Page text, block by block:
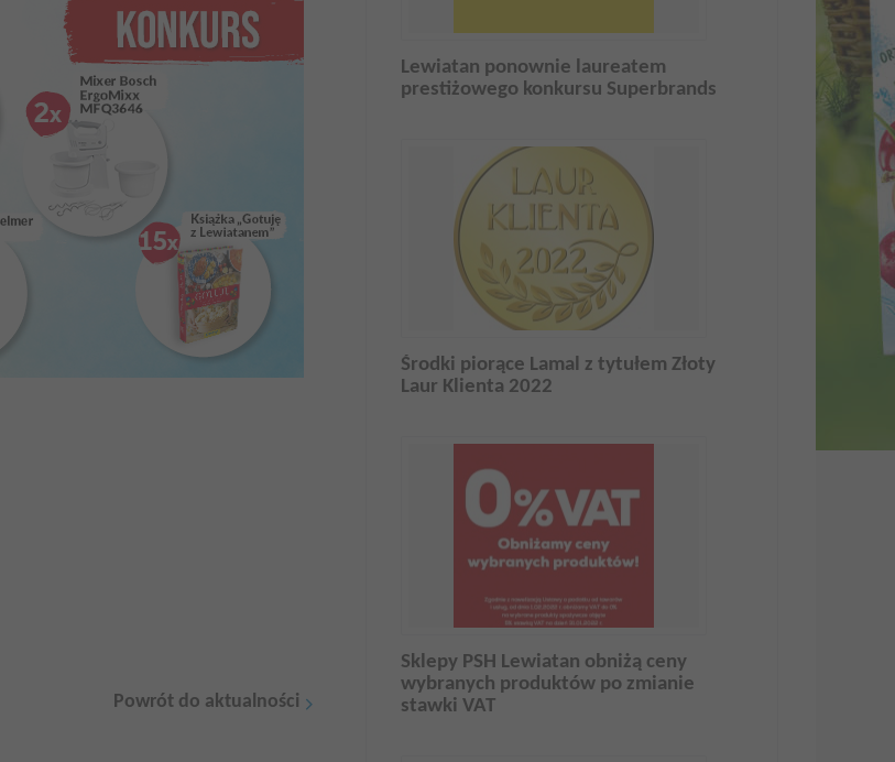
Powrót do aktualności
Lewiatan ponownie laureatem
prestiżowego konkursu Superbrands
Środki piorące Lamal z tytułem Złoty
Laur Klienta 2022
Sklepy PSH Lewiatan obniżą ceny
wybranych produktów po zmianie
stawki VAT